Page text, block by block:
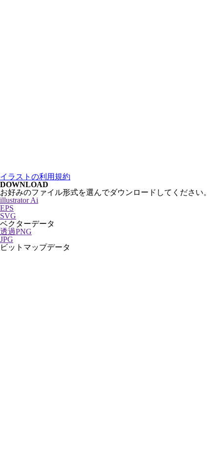
イラストの利用規約
DOWNLOAD
お好みのファイル形式を選んでダウンロードしてください。
illustrator Ai
EPS
SVG
ベクターデータ
透過PNG
JPG
ビットマップデータ